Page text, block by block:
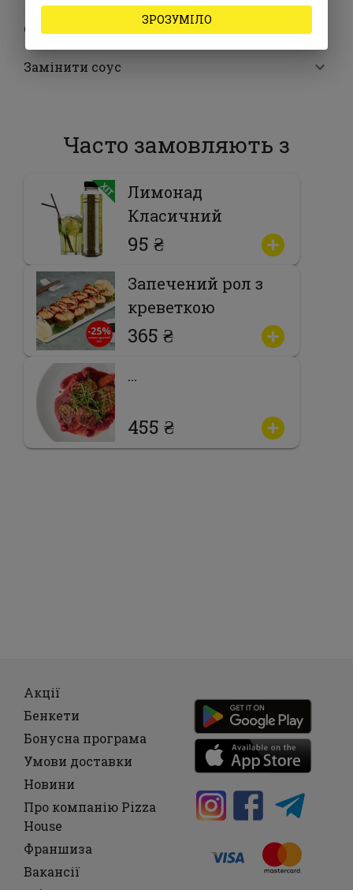
Спеції та зелень
Замінити соус
Часто замовляють з
Лимонад
Класичний
95 ₴
Запечений рол з
креветкою
365 ₴
…
455 ₴
Акції
Бенкети
Бонусна програма
Умови доставки
Новини
Про компанію Pizza
House
Франшиза
Вакансії
ЗРОЗУМІЛО